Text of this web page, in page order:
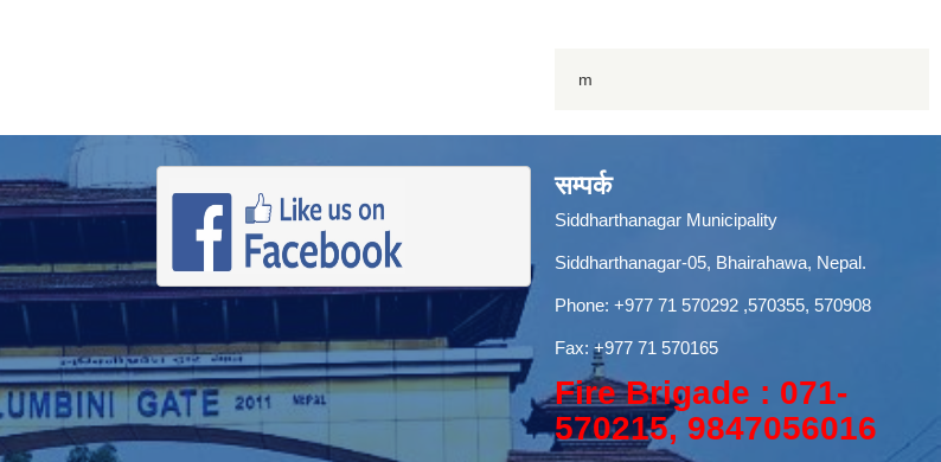
m
सम्पर्क
Siddharthanagar Municipality
Siddharthanagar-05, Bhairahawa, Nepal.
Phone: +977 71 570292 ,570355, 570908
Fax: +977 71 570165
Fire Brigade : 071-
570215, 9847056016